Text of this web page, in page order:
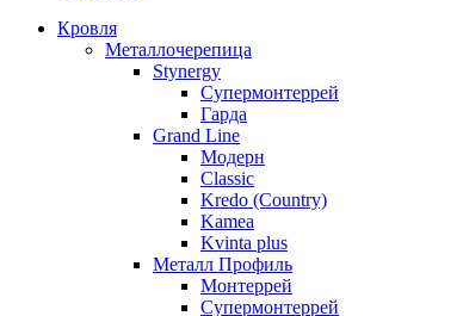
Кровля
Металлочерепица
Stynergy
Супермонтеррей
Гарда
Grand Line
Модерн
Classic
Kredo (Country)
Kamea
Kvinta plus
Металл Профиль
Монтеррей
Супермонтеррей